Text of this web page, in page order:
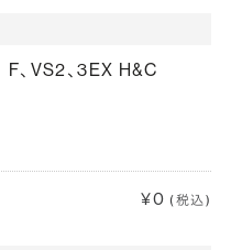
F、VS2、3EX H&C
¥0 (税込)